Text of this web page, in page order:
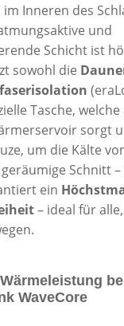
Inneren des
und
Schicht ist
sowohl die
Tasche,
sorgt
um die Kälte
Schnitt
ein
– ideal für
WaveCore